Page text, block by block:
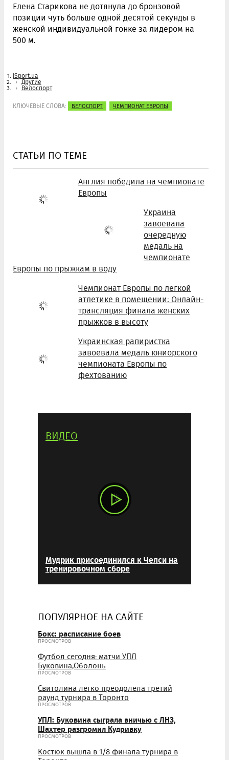
Елена Старикова не дотянула до бронзовой
позиции чуть больше одной десятой секунды в
женской индивидуальной гонке за лидером на
500 м.
iSport.ua
Другие
Велоспорт
КЛЮЧЕВЫЕ СЛОВА: ВЕЛОСПОРТ ЧЕМПИОНАТ ЕВРОПЫ
СТАТЬИ ПО ТЕМЕ
Англия победила на чемпионате
Европы
Украина
завоевала
очередную
медаль на
чемпионате
Европы по прыжкам в воду
Чемпионат Европы по легкой
атлетике в помещении: Онлайн-
трансляция финала женских
прыжков в высоту
Украинская рапиристка
завоевала медаль юниорского
чемпионата Европы по
фехтованию
ВИДЕО
Мудрик присоединился к Челси на
тренировочном сборе
ПОПУЛЯРНОЕ НА САЙТЕ
Бокс: расписание боев
ПРОСМОТРОВ
Футбол сегодня: матчи УПЛ
Буковина,Оболонь
ПРОСМОТРОВ
Свитолина легко преодолела третий
раунд турнира в Торонто
ПРОСМОТРОВ
УПЛ: Буковина сыграла вничью с ЛНЗ,
Шахтер разгромил Кудривку
ПРОСМОТРОВ
Костюк вышла в 1/8 финала турнира в